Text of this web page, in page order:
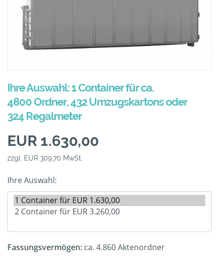
Ihre Auswahl: 1 Container für ca.
4800 Ordner, 432 Umzugskartons oder
324 Regalmeter
EUR 1.630,00
zzgl. EUR 309,70 MwSt.
Ihre Auswahl:
Fassungsvermögen: ca. 4.860 Aktenordner